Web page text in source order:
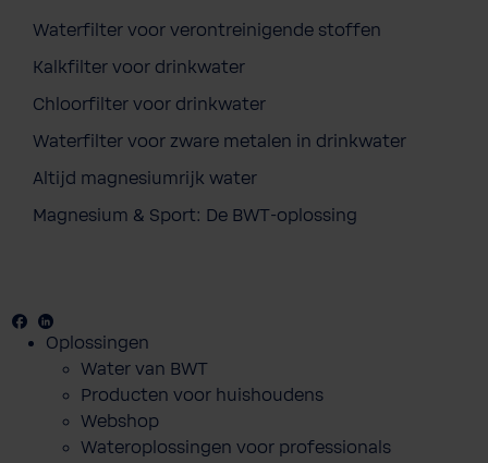
BWT servetten 250 stuks
€ 26,40 Prijzen incl. BTW en excl. verzendkosten
In de winkelmand
Waterfilter voor verontreinigende stoffen
Kalkfilter voor drinkwater
Chloorfilter voor drinkwater
Waterfilter voor zware metalen in drinkwater
Altijd magnesiumrijk water
Magnesium & Sport: De BWT-oplossing
Facebook
Youtube
Oplossingen
Water van BWT
Producten voor huishoudens
Webshop
Wateroplossingen voor professionals